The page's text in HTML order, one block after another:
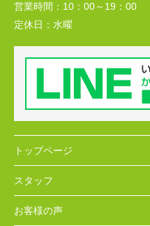
営業時間： 10：00～19：00
定休日： 水曜
トップページ
スタッフ
お客様の声